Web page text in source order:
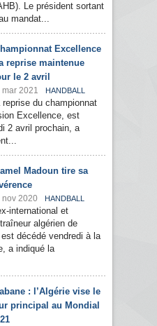
Le président sortant
mandat...
Excellence
reprise maintenue
le 2 avril
mar 2021 HANDBALL
reprise du championnat
Excellence, est
2 avril prochain, a
Madoun tire sa
nov 2020 HANDBALL
international et
algérien de
décédé vendredi à la
a indiqué la
: l’Algérie vise le
principal au Mondial